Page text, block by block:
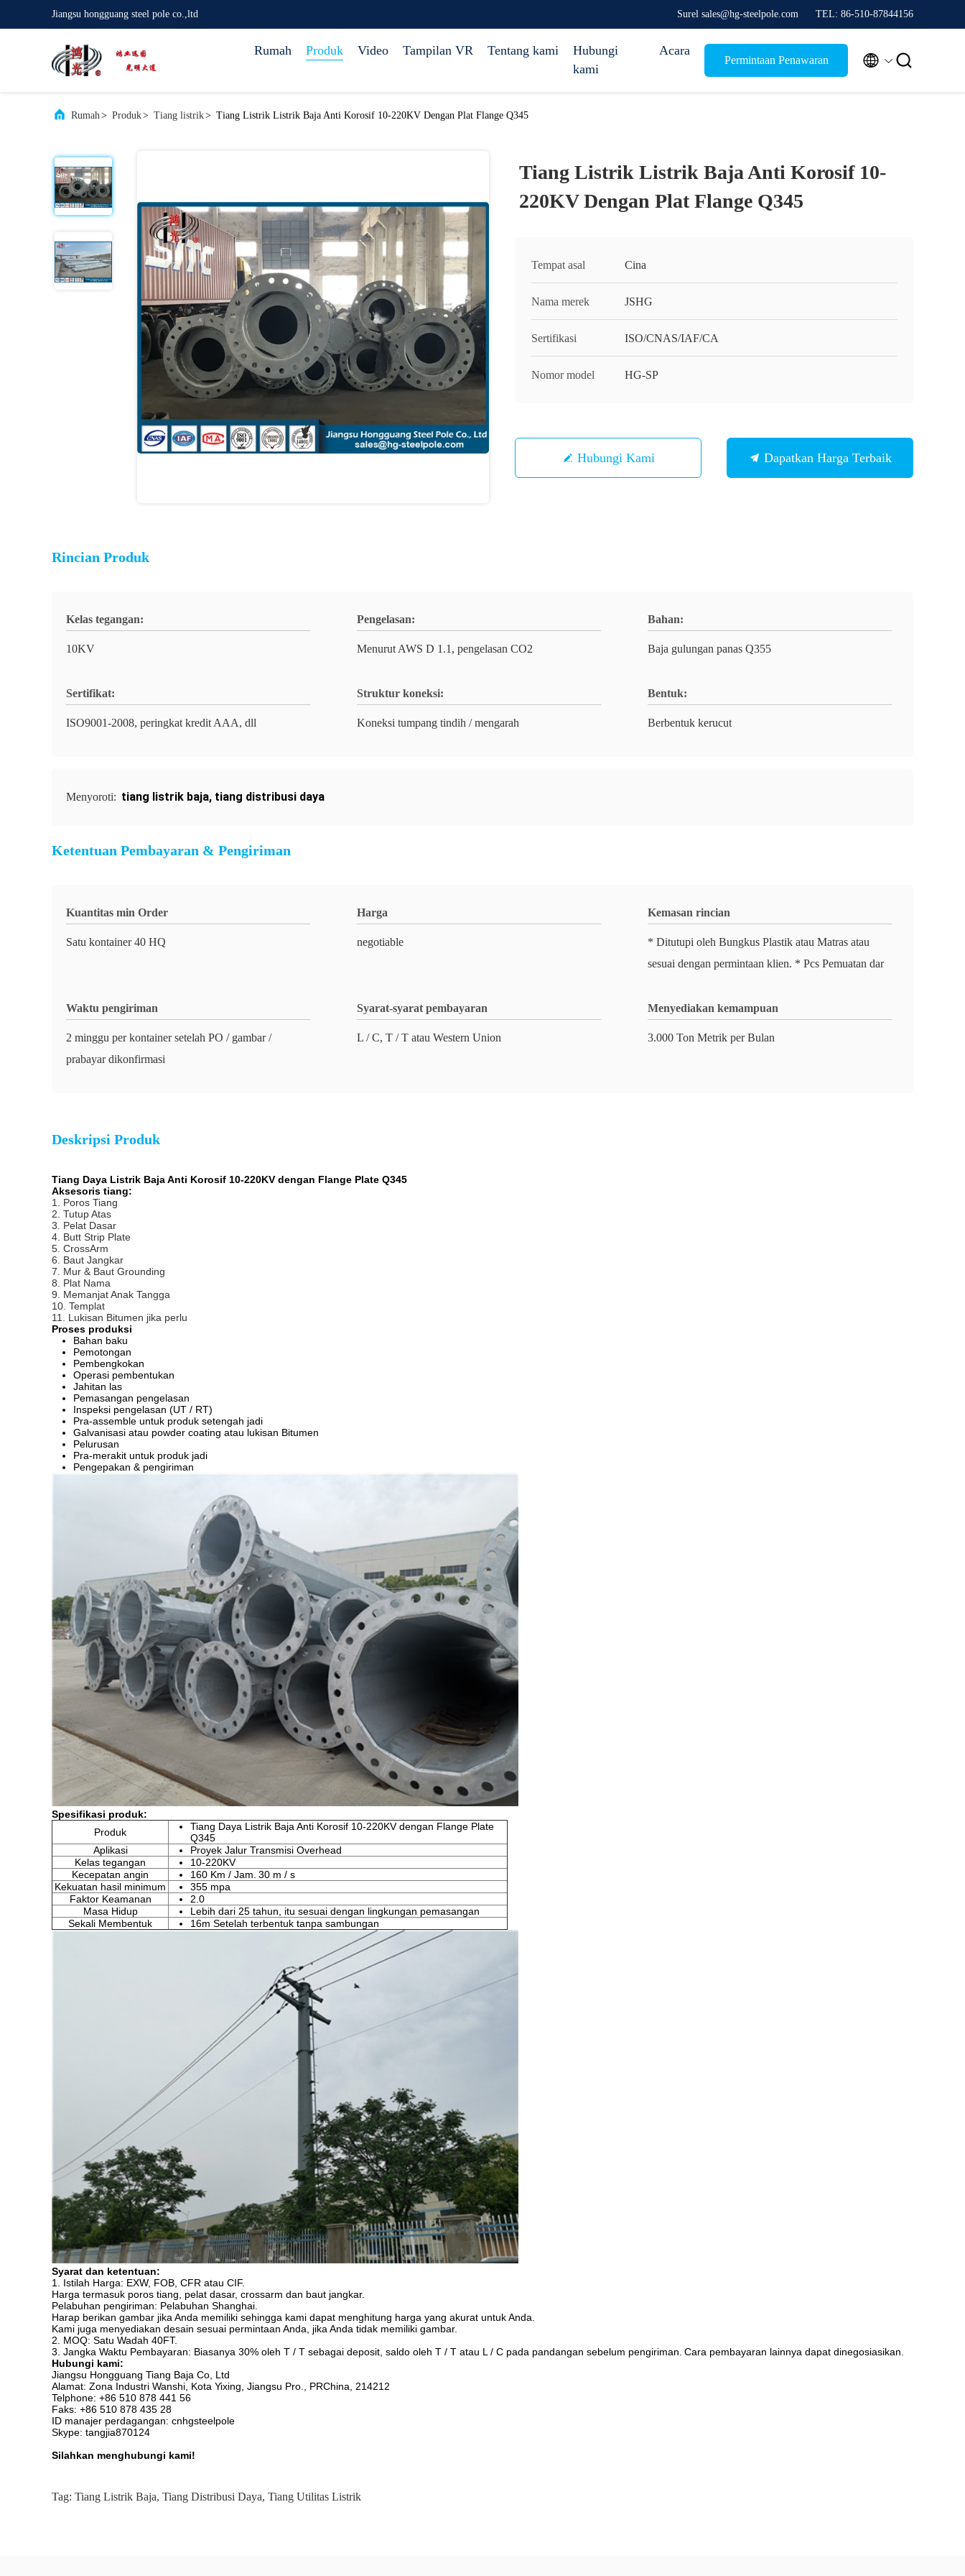
Jiangsu hongguang steel pole co.,ltd Surel sales@hg-steelpole.com TEL: 86-510-87844156
Rumah Produk Video Tampilan VR Tentang kami
Hubungi
kami
Acara
Permintaan Penawaran  
Rumah> Produk> Tiang listrik> Tiang Listrik Listrik Baja Anti Korosif 10-220KV Dengan Plat Flange Q345
Tiang Listrik Listrik Baja Anti Korosif 10-
220KV Dengan Plat Flange Q345
Tempat asal Cina
Nama merek JSHG
Sertifikasi ISO/CNAS/IAF/CA
Nomor model HG-SP
Hubungi Kami Dapatkan Harga Terbaik
Rincian Produk
Kelas tegangan:
10KV
Pengelasan:
Menurut AWS D 1.1, pengelasan CO2
Bahan:
Baja gulungan panas Q355
Sertifikat:
ISO9001-2008, peringkat kredit AAA, dll
Struktur koneksi:
Koneksi tumpang tindih / mengarah
Bentuk:
Berbentuk kerucut
Menyoroti: tiang listrik baja, tiang distribusi daya
Ketentuan Pembayaran & Pengiriman
Kuantitas min Order
Satu kontainer 40 HQ
Harga
negotiable
Kemasan rincian
* Ditutupi oleh Bungkus Plastik atau Matras atau
sesuai dengan permintaan klien. * Pcs Pemuatan dar
Waktu pengiriman
2 minggu per kontainer setelah PO / gambar /
prabayar dikonfirmasi
Syarat-syarat pembayaran
L / C, T / T atau Western Union
Menyediakan kemampuan
3.000 Ton Metrik per Bulan
Deskripsi Produk
Tiang Daya Listrik Baja Anti Korosif 10-220KV dengan Flange Plate Q345
Aksesoris tiang:
1. Poros Tiang
2. Tutup Atas
3. Pelat Dasar
4. Butt Strip Plate
5. CrossArm
6. Baut Jangkar
7. Mur & Baut Grounding
8. Plat Nama
9. Memanjat Anak Tangga
10. Templat
11. Lukisan Bitumen jika perlu
Proses produksi
Bahan baku
Pemotongan
Pembengkokan
Operasi pembentukan
Jahitan las
Pemasangan pengelasan
Inspeksi pengelasan (UT / RT)
Pra-assemble untuk produk setengah jadi
Galvanisasi atau powder coating atau lukisan Bitumen
Pelurusan
Pra-merakit untuk produk jadi
Pengepakan & pengiriman
Spesifikasi produk:
Produk
Tiang Daya Listrik Baja Anti Korosif 10-220KV dengan Flange Plate
Q345
Aplikasi
Proyek Jalur Transmisi Overhead
Kelas tegangan
10-220KV
Kecepatan angin
160 Km / Jam. 30 m / s
Kekuatan hasil minimum
355 mpa
Faktor Keamanan
2.0
Masa Hidup
Lebih dari 25 tahun, itu sesuai dengan lingkungan pemasangan
Sekali Membentuk
16m Setelah terbentuk tanpa sambungan
Syarat dan ketentuan:
1. Istilah Harga: EXW, FOB, CFR atau CIF.
Harga termasuk poros tiang, pelat dasar, crossarm dan baut jangkar.
Pelabuhan pengiriman: Pelabuhan Shanghai.
Harap berikan gambar jika Anda memiliki sehingga kami dapat menghitung harga yang akurat untuk Anda.
Kami juga menyediakan desain sesuai permintaan Anda, jika Anda tidak memiliki gambar.
2. MOQ: Satu Wadah 40FT.
3. Jangka Waktu Pembayaran: Biasanya 30% oleh T / T sebagai deposit, saldo oleh T / T atau L / C pada pandangan sebelum pengiriman. Cara pembayaran lainnya dapat dinegosiasikan.
Hubungi kami:
Jiangsu Hongguang Tiang Baja Co, Ltd
Alamat: Zona Industri Wanshi, Kota Yixing, Jiangsu Pro., PRChina, 214212
Telphone: +86 510 878 441 56
Faks: +86 510 878 435 28
ID manajer perdagangan: cnhgsteelpole
Skype: tangjia870124
Silahkan menghubungi kami!
Tag: Tiang Listrik Baja, Tiang Distribusi Daya, Tiang Utilitas Listrik